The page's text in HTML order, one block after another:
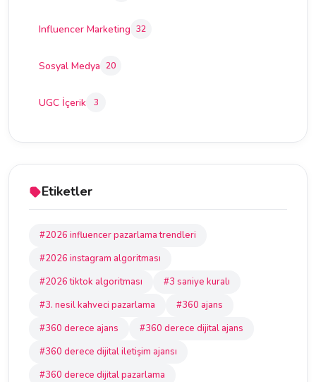
Influencer Marketing 32
Sosyal Medya 20
UGC İçerik 3
Etiketler
#2026 influencer pazarlama trendleri
#2026 instagram algoritması
#2026 tiktok algoritması
#3 saniye kuralı
#3. nesil kahveci pazarlama
#360 ajans
#360 derece ajans
#360 derece dijital ajans
#360 derece dijital iletişim ajansı
#360 derece dijital pazarlama